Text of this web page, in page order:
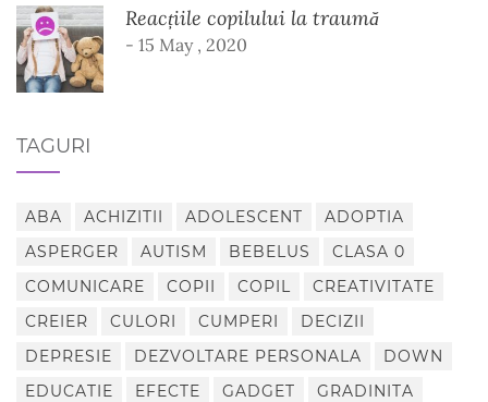
Reacțiile copilului la traumă
- 15 May , 2020
TAGURI
ABA ACHIZITII ADOLESCENT
ADOPTIA
ASPERGER
AUTISM BEBELUS
CLASA 0
COMUNICARE
COPII COPIL
CREATIVITATE
CREIER
CULORI CUMPERI
DECIZII
DEPRESIE
DEZVOLTARE PERSONALA
DOWN
EDUCATIE
EFECTE GADGET
GRADINITA